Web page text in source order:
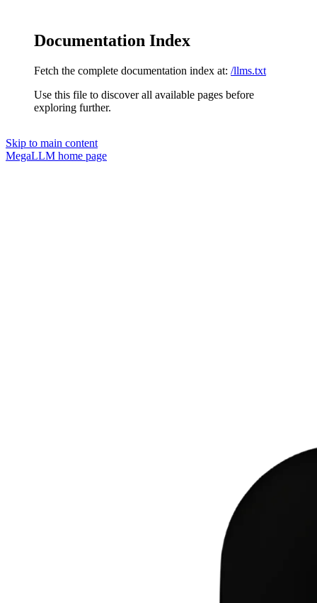
Documentation Index
Fetch the complete documentation index at: /llms.txt
Use this file to discover all available pages before
exploring further.
Skip to main content
MegaLLM home page